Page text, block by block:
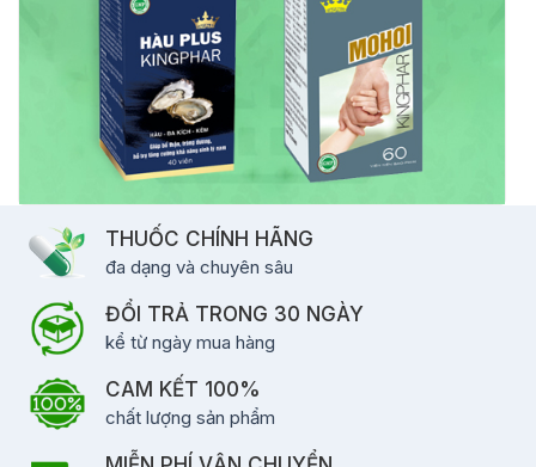
THUỐC CHÍNH HÃNG
đa dạng và chuyên sâu
ĐỔI TRẢ TRONG 30 NGÀY
kể từ ngày mua hàng
CAM KẾT 100%
chất lượng sản phẩm